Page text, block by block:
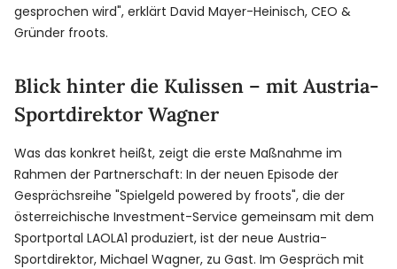
gesprochen wird", erklärt David Mayer-Heinisch, CEO &
Gründer froots.
Blick hinter die Kulissen – mit Austria-
Sportdirektor Wagner
Was das konkret heißt, zeigt die erste Maßnahme im
Rahmen der Partnerschaft: In der neuen Episode der
Gesprächsreihe "Spielgeld powered by froots", die der
österreichische Investment-Service gemeinsam mit dem
Sportportal LAOLA1 produziert, ist der neue Austria-
Sportdirektor, Michael Wagner, zu Gast. Im Gespräch mit